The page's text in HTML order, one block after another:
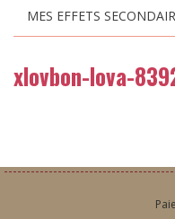
MES EFFETS
xlovbon-lova-